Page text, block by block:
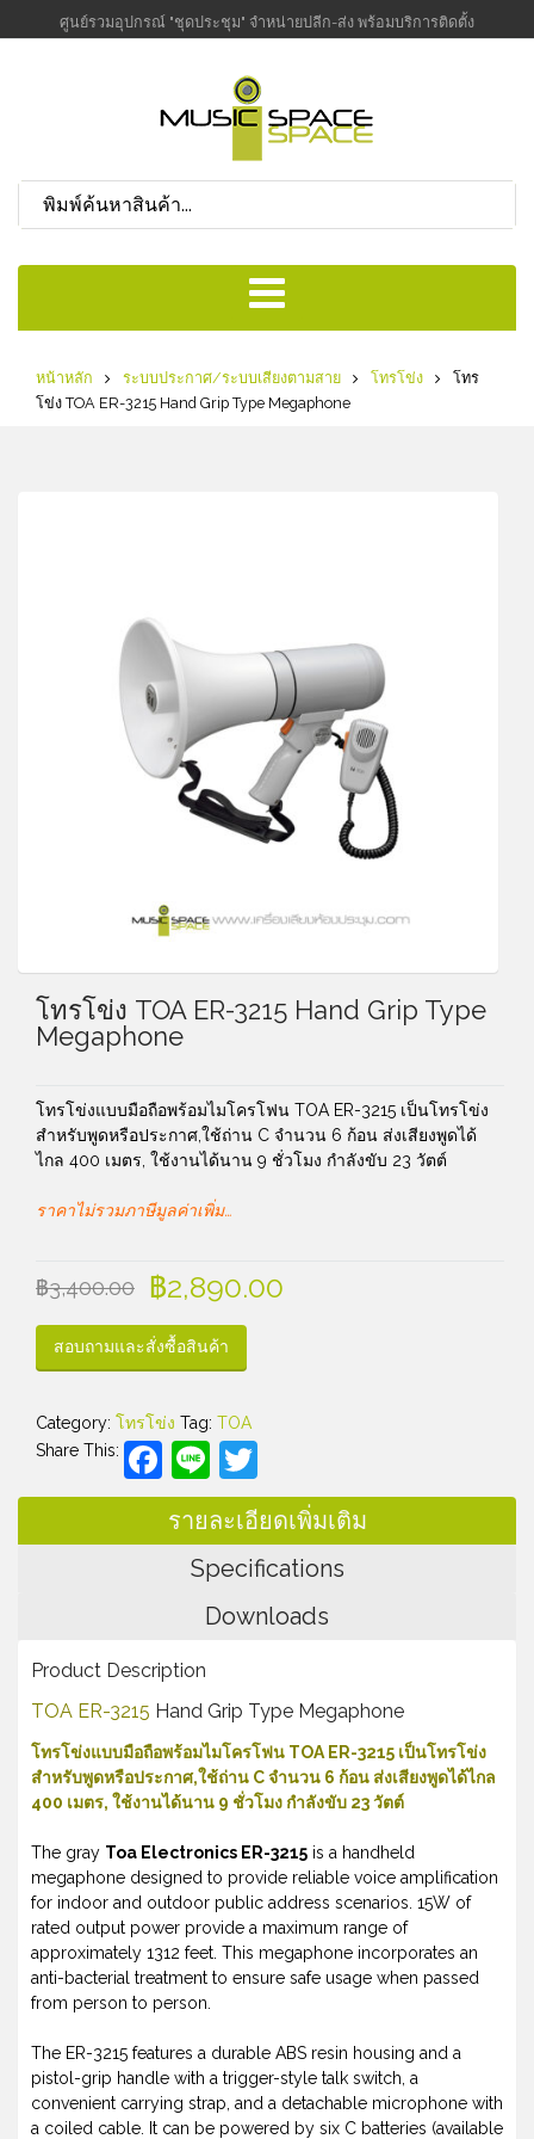
ศูนย์รวมอุปกรณ์ "ชุดประชุม" จำหน่ายปลีก-ส่ง พร้อมบริการติดตั้ง
หน้าหลัก ระบบประกาศ/ระบบเสียงตามสาย โทรโข่ง
โทร
โข่ง TOA ER-3215 Hand Grip Type Megaphone
โทรโข่ง TOA ER-3215 Hand Grip Type
Megaphone
โทรโข่งแบบมือถือพร้อมไมโครโฟน TOA ER-3215 เป็นโทรโข่ง
สำหรับพูดหรือประกาศ,ใช้ถ่าน C จำนวน 6 ก้อน ส่งเสียงพูดได้
ไกล 400 เมตร, ใช้งานได้นาน 9 ชั่วโมง กำลังขับ 23 วัตต์
ราคาไม่รวมภาษีมูลค่าเพิ่ม…
฿3,400.00 ฿2,890.00
สอบถามและสั่งซื้อสินค้า
Category: โทรโข่ง Tag: TOA
Share This:
Facebook
Line
รายละเอียดเพิ่มเติม
Specifications
Downloads
Product Description
TOA ER-3215 Hand Grip Type Megaphone
โทรโข่งแบบมือถือพร้อมไมโครโฟน TOA ER-3215 เป็นโทรโข่ง
สำหรับพูดหรือประกาศ,ใช้ถ่าน C จำนวน 6 ก้อน ส่งเสียงพูดได้ไกล
400 เมตร, ใช้งานได้นาน 9 ชั่วโมง กำลังขับ 23 วัตต์
The gray Toa Electronics ER-3215 is a handheld
megaphone designed to provide reliable voice amplification
for indoor and outdoor public address scenarios. 15W of
rated output power provide a maximum range of
approximately 1312 feet. This megaphone incorporates an
anti-bacterial treatment to ensure safe usage when passed
from person to person.
The ER-3215 features a durable ABS resin housing and a
pistol-grip handle with a trigger-style talk switch, a
convenient carrying strap, and a detachable microphone with
a coiled cable. It can be powered by six C batteries (available